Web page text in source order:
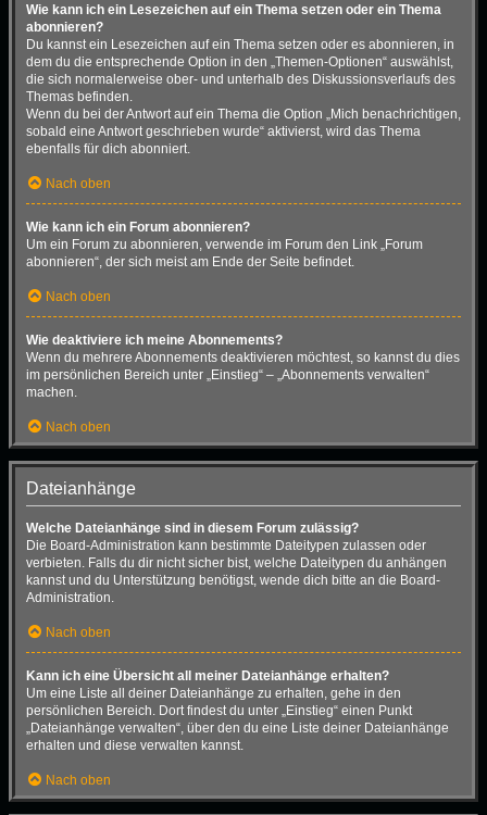
Wie kann ich ein Lesezeichen auf ein Thema setzen oder ein Thema
abonnieren?
Du kannst ein Lesezeichen auf ein Thema setzen oder es abonnieren, in
dem du die entsprechende Option in den „Themen-Optionen“ auswählst,
die sich normalerweise ober- und unterhalb des Diskussionsverlaufs des
Themas befinden.
Wenn du bei der Antwort auf ein Thema die Option „Mich benachrichtigen,
sobald eine Antwort geschrieben wurde“ aktivierst, wird das Thema
ebenfalls für dich abonniert.
Nach oben
Wie kann ich ein Forum abonnieren?
Um ein Forum zu abonnieren, verwende im Forum den Link „Forum
abonnieren“, der sich meist am Ende der Seite befindet.
Nach oben
Wie deaktiviere ich meine Abonnements?
Wenn du mehrere Abonnements deaktivieren möchtest, so kannst du dies
im persönlichen Bereich unter „Einstieg“ – „Abonnements verwalten“
machen.
Nach oben
Dateianhänge
Welche Dateianhänge sind in diesem Forum zulässig?
Die Board-Administration kann bestimmte Dateitypen zulassen oder
verbieten. Falls du dir nicht sicher bist, welche Dateitypen du anhängen
kannst und du Unterstützung benötigst, wende dich bitte an die Board-
Administration.
Nach oben
Kann ich eine Übersicht all meiner Dateianhänge erhalten?
Um eine Liste all deiner Dateianhänge zu erhalten, gehe in den
persönlichen Bereich. Dort findest du unter „Einstieg“ einen Punkt
„Dateianhänge verwalten“, über den du eine Liste deiner Dateianhänge
erhalten und diese verwalten kannst.
Nach oben